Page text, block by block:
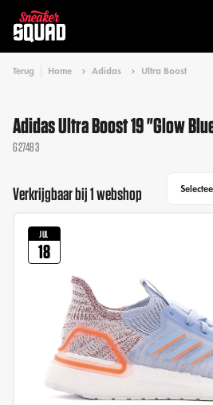
Terug Home Adidas Ultra Boost
Adidas Ultra Boost 19 "Glow
G27483
Verkrijgbaar bij 1 webshop
JUL
18